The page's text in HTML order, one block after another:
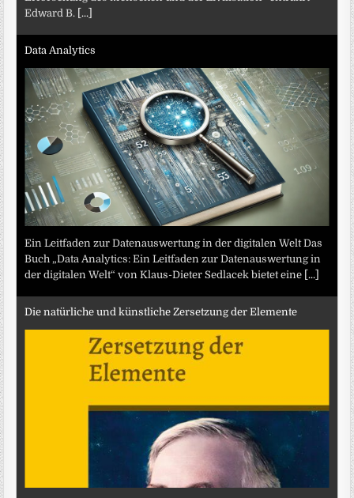
Edward B. [...]
Data Analytics
Ein Leitfaden zur Datenauswertung in der digitalen Welt Das
Buch „Data Analytics: Ein Leitfaden zur Datenauswertung in
der digitalen Welt“ von Klaus-Dieter Sedlacek bietet eine [...]
Die natürliche und künstliche Zersetzung der Elemente